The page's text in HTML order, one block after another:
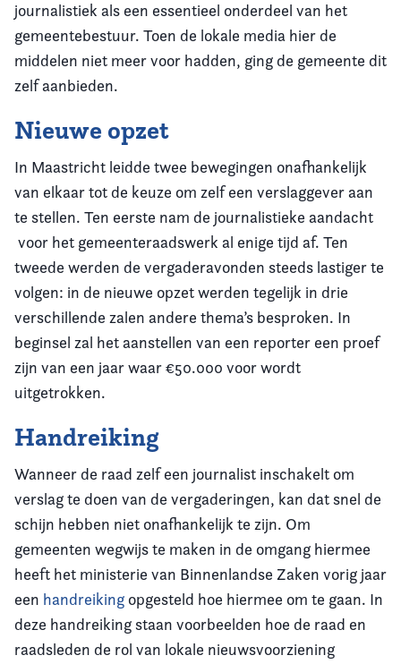
journalistiek als een essentieel onderdeel van het
gemeentebestuur. Toen de lokale media hier de
middelen niet meer voor hadden, ging de gemeente dit
zelf aanbieden.
Nieuwe opzet
In Maastricht leidde twee bewegingen onafhankelijk
van elkaar tot de keuze om zelf een verslaggever aan
te stellen. Ten eerste nam de journalistieke aandacht
voor het gemeenteraadswerk al enige tijd af. Ten
tweede werden de vergaderavonden steeds lastiger te
volgen: in de nieuwe opzet werden tegelijk in drie
verschillende zalen andere thema’s besproken. In
beginsel zal het aanstellen van een reporter een proef
zijn van een jaar waar €50.000 voor wordt
uitgetrokken.
Handreiking
Wanneer de raad zelf een journalist inschakelt om
verslag te doen van de vergaderingen, kan dat snel de
schijn hebben niet onafhankelijk te zijn. Om
gemeenten wegwijs te maken in de omgang hiermee
heeft het ministerie van Binnenlandse Zaken vorig jaar
een handreiking opgesteld hoe hiermee om te gaan. In
deze handreiking staan voorbeelden hoe de raad en
raadsleden de rol van lokale nieuwsvoorziening